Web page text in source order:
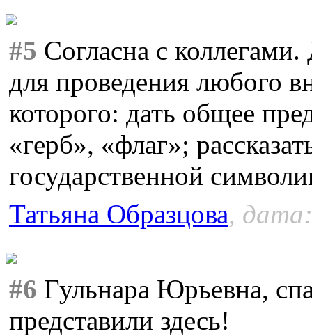
#5 Согласна с
для проведения любого
которого: дать общее
«герб», «флаг»;
государственной
Татьяна Образцова,
#6 Гульнара Юрьевна,
представили здесь!